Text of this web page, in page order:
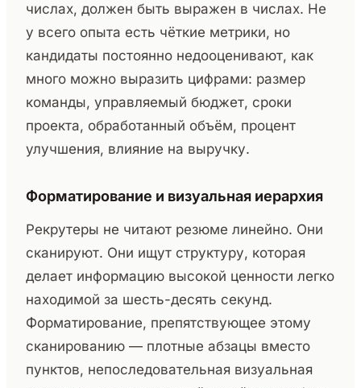
числах, должен быть выражен в числах. Не
у всего опыта есть чёткие метрики, но
кандидаты постоянно недооценивают, как
много можно выразить цифрами: размер
команды, управляемый бюджет, сроки
проекта, обработанный объём, процент
улучшения, влияние на выручку.
Форматирование и визуальная иерархия
Рекрутеры не читают резюме линейно. Они
сканируют. Они ищут структуру, которая
делает информацию высокой ценности легко
находимой за шесть-десять секунд.
Форматирование, препятствующее этому
сканированию — плотные абзацы вместо
пунктов, непоследовательная визуальная